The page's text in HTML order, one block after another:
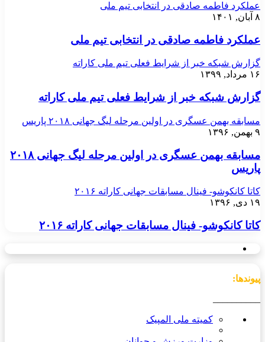
عملکرد فاطمه صادقی در انتخابی تیم ملی
۸ آبان, ۱۴۰۱
عملکرد فاطمه صادقی در انتخابی تیم ملی
گزارش شبکه خبر از شرایط فعلی تیم ملی کاراته
۱۶ مرداد, ۱۳۹۹
گزارش شبکه خبر از شرایط فعلی تیم ملی کاراته
مسابقه بهمن عسگری در اولین مرحله لیگ جهانی ۲۰۱۸ پاریس
۹ بهمن, ۱۳۹۶
مسابقه بهمن عسگری در اولین مرحله لیگ جهانی ۲۰۱۸
پاریس
کاتا کانکوشو- فینال مسابقات جهانی کاراته ۲۰۱۶
۱۹ دی, ۱۳۹۶
کاتا کانکوشو- فینال مسابقات جهانی کاراته ۲۰۱۶
پیوندها:
کمیته ملی المپیک